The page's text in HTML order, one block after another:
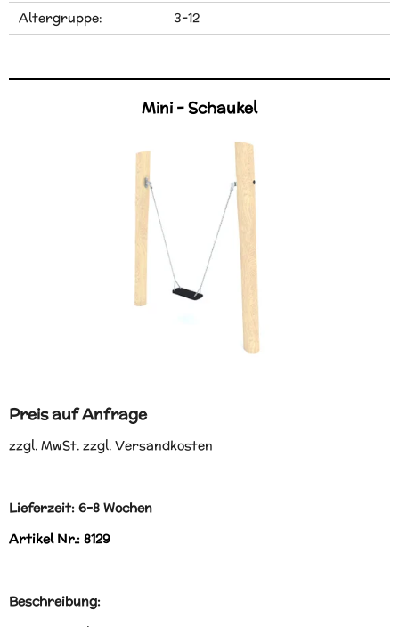
Altergruppe:
3-12
Mini - Schaukel
Preis auf Anfrage
zzgl. MwSt. zzgl. Versandkosten
Lieferzeit: 6-8 Wochen
Artikel Nr.: 8129
Beschreibung: